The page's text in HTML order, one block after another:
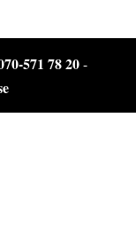
571 78 20-